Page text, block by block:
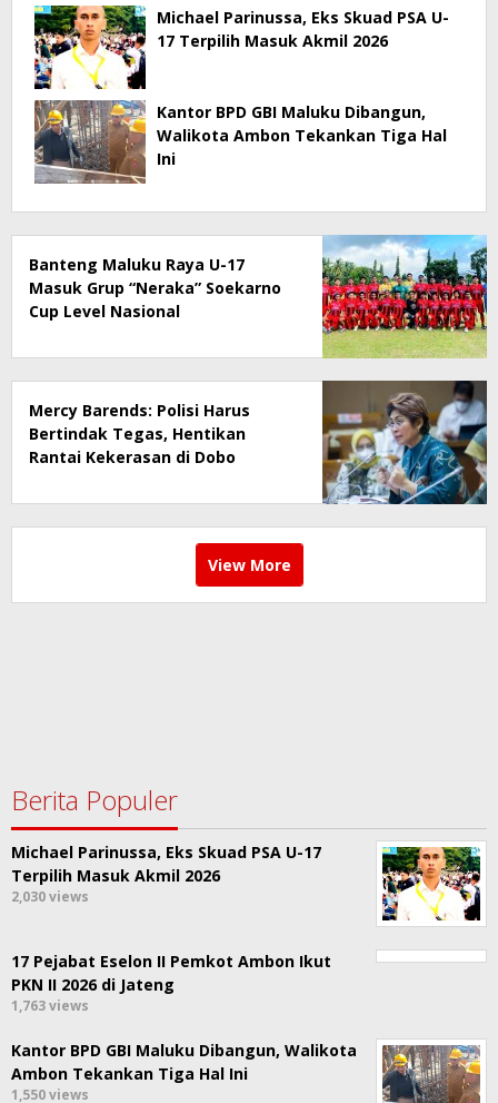
Michael Parinussa, Eks Skuad PSA U-
17 Terpilih Masuk Akmil 2026
Kantor BPD GBI Maluku Dibangun,
Walikota Ambon Tekankan Tiga Hal
Ini
Banteng Maluku Raya U-17
Masuk Grup “Neraka” Soekarno
Cup Level Nasional
Mercy Barends: Polisi Harus
Bertindak Tegas, Hentikan
Rantai Kekerasan di Dobo
View More
Berita Populer
Michael Parinussa, Eks Skuad PSA U-17
Terpilih Masuk Akmil 2026
2,030 views
17 Pejabat Eselon II Pemkot Ambon Ikut
PKN II 2026 di Jateng
1,763 views
Kantor BPD GBI Maluku Dibangun, Walikota
Ambon Tekankan Tiga Hal Ini
1,550 views